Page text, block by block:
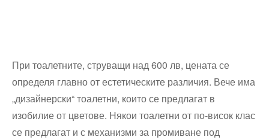
При тоалетните, струващи над 600 лв, цената се
определя главно от естетическите различия. Вече има
„дизайнерски“ тоалетни, които се предлагат в
изобилие от цветове. Някои тоалетни от по-висок клас
се предлагат и с механизми за промиване под